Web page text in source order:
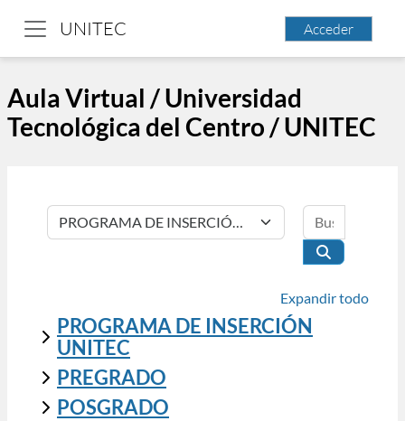
UNITEC Acceder
Aula Virtual / Universidad
Tecnológica del Centro / UNITEC
Categorías
Buscar
Expandir todo
PROGRAMA DE INSERCIÓN
UNITEC
PREGRADO
POSGRADO